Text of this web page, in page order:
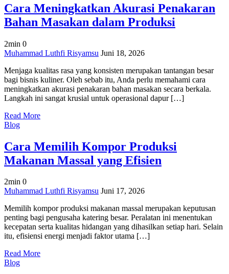
Cara Meningkatkan Akurasi Penakaran
Bahan Masakan dalam Produksi
2min 0
on
Meningkatkan
Akurasi
Penakaran
Bahan
dalam
Produksi
Muhammad Luthfi Risyamsu Juni 18, 2026
Menjaga kualitas rasa yang konsisten merupakan tantangan besar
bagi bisnis kuliner. Oleh sebab itu, Anda perlu memahami cara
meningkatkan akurasi penakaran bahan masakan secara berkala.
Langkah ini sangat krusial untuk operasional dapur […]
Read More
Blog
Cara Memilih Kompor Produksi
Makanan Massal yang Efisien
2min 0
on
Memilih
Kompor
Produksi
Makanan
yang
Efisien
Muhammad Luthfi Risyamsu Juni 17, 2026
Memilih kompor produksi makanan massal merupakan keputusan
penting bagi pengusaha katering besar. Peralatan ini menentukan
kecepatan serta kualitas hidangan yang dihasilkan setiap hari. Selain
itu, efisiensi energi menjadi faktor utama […]
Read More
Blog